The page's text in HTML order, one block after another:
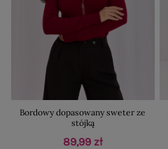
Bordowy dopasowany sweter ze
stójką
89,99 zł